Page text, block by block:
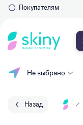
Покупателям
Не выбрано
Назад
Макияж
Уход за лицом